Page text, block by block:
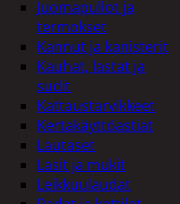
Juomapullot ja
termokset
Kannut ja kanisterit
Kauhat, lastat ja
sudit
Kattaustarvikkeet
Kertakäyttöastiat
Lautaset
Lasit ja mukit
Leikkuulaudat